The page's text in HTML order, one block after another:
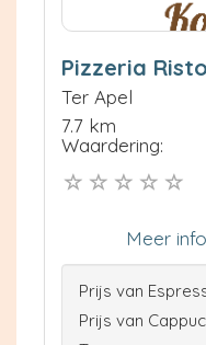
Pizzeria
Ter Apel
7.7 km
Waardering:
Meer
Prijs van
Prijs van